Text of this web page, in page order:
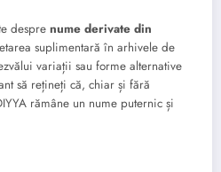
despre nume derivate din
suplimentară în arhivele de
variații sau forme alternative
să rețineți că, chiar și fără
rămâne un nume puternic și